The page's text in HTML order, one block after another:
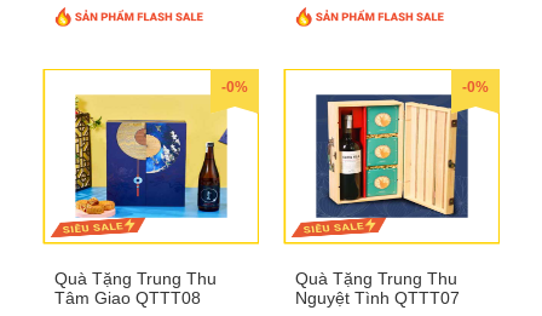
-0%
Quà Tặng Trung Thu
Tâm Giao QTTT08
-0%
Quà Tặng Trung Thu
Nguyệt Tình QTTT07